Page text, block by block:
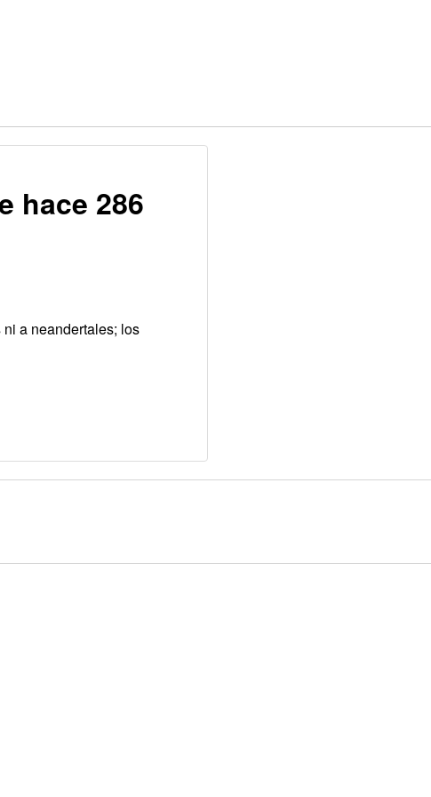
hace 286
a neandertales; los